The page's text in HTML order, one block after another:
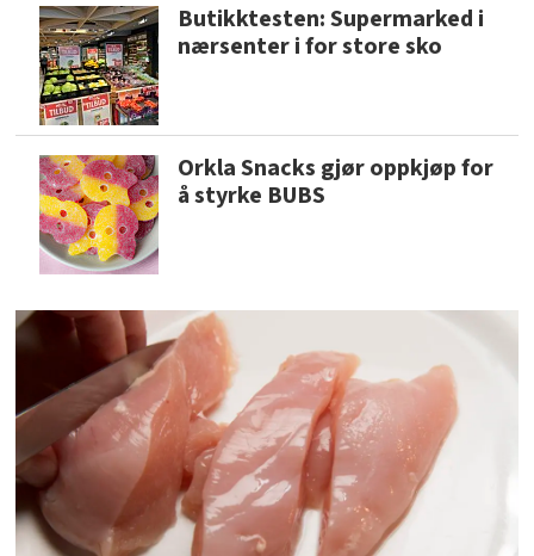
Butikktesten: Supermarked i
nærsenter i for store sko
Orkla Snacks gjør oppkjøp for
å styrke BUBS